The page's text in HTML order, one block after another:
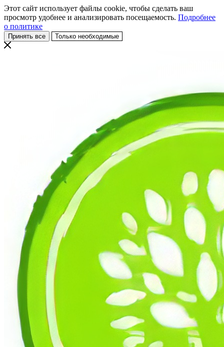
Этот сайт использует файлы cookie, чтобы сделать ваш
просмотр удобнее и анализировать посещаемость. Подробнее
о политике
Принять все Только необходимые